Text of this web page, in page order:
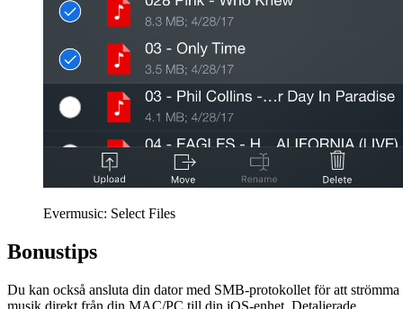
Evermusic: Select Files
Bonustips
Du kan också ansluta din dator med SMB-protokollet för att strömma
musik direkt från din MAC/PC till din iOS-enhet. Detaljerade